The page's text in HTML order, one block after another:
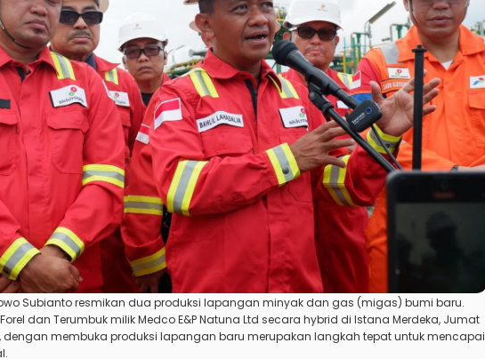
Subianto resmikan dua produksi lapangan minyak dan gas (migas) bumi baru.
dan Terumbuk milik Medco E&P Natuna Ltd secara hybrid di Istana Merdeka, Jumat
dengan membuka produksi lapangan baru merupakan langkah tepat untuk mencapai